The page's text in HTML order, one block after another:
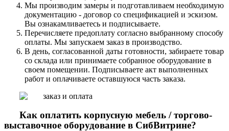
Мы производим замеры и подготавливаем необходимую
документацию - договор со спецификацией и эскизом.
Вы ознакамливаетесь и подписываете.
Перечисляете предоплату согласно выбранному способу
оплаты. Мы запускаем заказ в производство.
В день, согласованной даты готовности, забираете товар
со склада или принимаете собранное оборудование в
своем помещении. Подписываете акт выполненных
работ и оплачиваете оставшуюся часть заказа.
Как оплатить корпусную мебель / торгово-
выставочное оборудование в СибВитрине?